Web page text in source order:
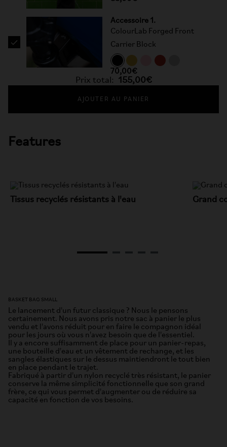
Accessoire 1.
ColourLab Forged Front
Carrier Block
70,00€
Prix total: 155,00€
AJOUTER AU PANIER
Features
Tissus recyclés résistants à l'eau Grand
BASKET BAG SMALL
Le lancement d'un futur classique ? Nous le pensons
certainement. Nous avons pris notre sac à panier le plus
vendu et l'avons réduit pour en faire le compagnon idéal
pour les jours où vous n'avez besoin que de l'essentiel.
Il y a encore suffisamment de place pour un panier-repas,
une bouteille d'eau et un vêtement de rechange, et les
sangles élastiques sur le dessus maintiendront le tout bien
en place pendant le trajet.
Fabriqué à partir d'un nylon recyclé très résistant, le panier
conserve la même simplicité fonctionnelle que son grand
frère, ce qui vous permet d'augmenter ou de réduire sa
capacité en fonction de vos besoins.